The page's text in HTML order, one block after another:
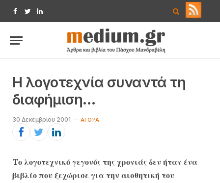
Facebook
TwitterLinkedIn
H λογοτεχνία συναντά τη
διαφήμιση…
30 Δεκεμβρίου 2001 AΓΟΡΆ
Tο λογοτεχνικό γεγονός της χρονιάς δεν ήταν ένα
βιβλίο που ξεχώρισε για την αισθητική του